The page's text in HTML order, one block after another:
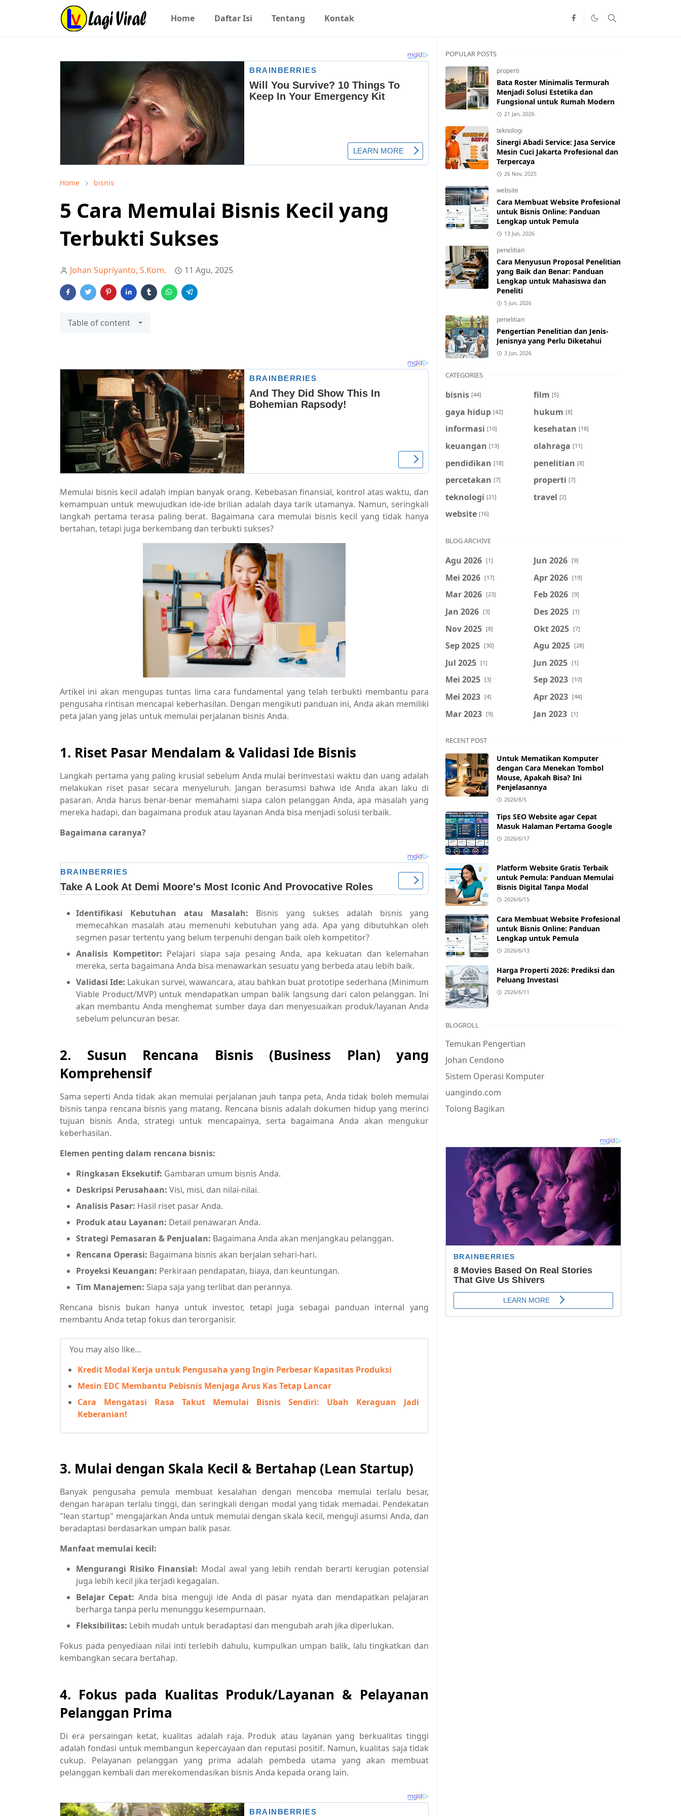
Home Daftar Isi Tentang Kontak
Home bisnis
5 Cara Memulai Bisnis Kecil yang
Terbukti Sukses
Johan Supriyanto, S.Kom. 11 Agu, 2025
Table of content
Memulai bisnis kecil adalah impian banyak orang. Kebebasan finansial, kontrol atas waktu, dan
kemampuan untuk mewujudkan ide-ide brilian adalah daya tarik utamanya. Namun, seringkali
langkah pertama terasa paling berat. Bagaimana cara memulai bisnis kecil yang tidak hanya
bertahan, tetapi juga berkembang dan terbukti sukses?
Artikel ini akan mengupas tuntas lima cara fundamental yang telah terbukti membantu para
pengusaha rintisan mencapai keberhasilan. Dengan mengikuti panduan ini, Anda akan memiliki
peta jalan yang jelas untuk memulai perjalanan bisnis Anda.
1. Riset Pasar Mendalam & Validasi Ide Bisnis
Langkah pertama yang paling krusial sebelum Anda mulai berinvestasi waktu dan uang adalah
melakukan riset pasar secara menyeluruh. Jangan berasumsi bahwa ide Anda akan laku di
pasaran. Anda harus benar-benar memahami siapa calon pelanggan Anda, apa masalah yang
mereka hadapi, dan bagaimana produk atau layanan Anda bisa menjadi solusi terbaik.
Bagaimana caranya?
Identifikasi Kebutuhan atau Masalah: Bisnis yang sukses adalah bisnis yang
memecahkan masalah atau memenuhi kebutuhan yang ada. Apa yang dibutuhkan oleh
segmen pasar tertentu yang belum terpenuhi dengan baik oleh kompetitor?
Analisis Kompetitor: Pelajari siapa saja pesaing Anda, apa kekuatan dan kelemahan
mereka, serta bagaimana Anda bisa menawarkan sesuatu yang berbeda atau lebih baik.
Validasi Ide: Lakukan survei, wawancara, atau bahkan buat prototipe sederhana (Minimum
Viable Product/MVP) untuk mendapatkan umpan balik langsung dari calon pelanggan. Ini
akan membantu Anda menghemat sumber daya dan menyesuaikan produk/layanan Anda
sebelum peluncuran besar.
2. Susun Rencana Bisnis (Business Plan) yang
Komprehensif
Sama seperti Anda tidak akan memulai perjalanan jauh tanpa peta, Anda tidak boleh memulai
bisnis tanpa rencana bisnis yang matang. Rencana bisnis adalah dokumen hidup yang merinci
tujuan bisnis Anda, strategi untuk mencapainya, serta bagaimana Anda akan mengukur
keberhasilan.
Elemen penting dalam rencana bisnis:
Ringkasan Eksekutif: Gambaran umum bisnis Anda.
Deskripsi Perusahaan: Visi, misi, dan nilai-nilai.
Analisis Pasar: Hasil riset pasar Anda.
Produk atau Layanan: Detail penawaran Anda.
Strategi Pemasaran & Penjualan: Bagaimana Anda akan menjangkau pelanggan.
Rencana Operasi: Bagaimana bisnis akan berjalan sehari-hari.
Proyeksi Keuangan: Perkiraan pendapatan, biaya, dan keuntungan.
Tim Manajemen: Siapa saja yang terlibat dan perannya.
Rencana bisnis bukan hanya untuk investor, tetapi juga sebagai panduan internal yang
membantu Anda tetap fokus dan terorganisir.
You may also like...
Kredit Modal Kerja untuk Pengusaha yang Ingin Perbesar Kapasitas Produksi
Mesin EDC Membantu Pebisnis Menjaga Arus Kas Tetap Lancar
Cara Mengatasi Rasa Takut Memulai Bisnis Sendiri: Ubah Keraguan Jadi
Keberanian!
3. Mulai dengan Skala Kecil & Bertahap (Lean Startup)
Banyak pengusaha pemula membuat kesalahan dengan mencoba memulai terlalu besar,
dengan harapan terlalu tinggi, dan seringkali dengan modal yang tidak memadai. Pendekatan
"lean startup" mengajarkan Anda untuk memulai dengan skala kecil, menguji asumsi Anda, dan
beradaptasi berdasarkan umpan balik pasar.
Manfaat memulai kecil:
Mengurangi Risiko Finansial: Modal awal yang lebih rendah berarti kerugian potensial
juga lebih kecil jika terjadi kegagalan.
Belajar Cepat: Anda bisa menguji ide Anda di pasar nyata dan mendapatkan pelajaran
berharga tanpa perlu menunggu kesempurnaan.
Fleksibilitas: Lebih mudah untuk beradaptasi dan mengubah arah jika diperlukan.
Fokus pada penyediaan nilai inti terlebih dahulu, kumpulkan umpan balik, lalu tingkatkan dan
kembangkan secara bertahap.
4. Fokus pada Kualitas Produk/Layanan & Pelayanan
Pelanggan Prima
Di era persaingan ketat, kualitas adalah raja. Produk atau layanan yang berkualitas tinggi
adalah fondasi untuk membangun kepercayaan dan reputasi positif. Namun, kualitas saja tidak
cukup. Pelayanan pelanggan yang prima adalah pembeda utama yang akan membuat
pelanggan kembali dan merekomendasikan bisnis Anda kepada orang lain.
POPULAR POSTS
properti
Bata Roster Minimalis Termurah
Menjadi Solusi Estetika dan
Fungsional untuk Rumah Modern
21 Jan, 2026
teknologi
Sinergi Abadi Service: Jasa Service
Mesin Cuci Jakarta Profesional dan
Terpercaya
26 Nov, 2025
website
Cara Membuat Website Profesional
untuk Bisnis Online: Panduan
Lengkap untuk Pemula
13 Jun, 2026
penelitian
Cara Menyusun Proposal Penelitian
yang Baik dan Benar: Panduan
Lengkap untuk Mahasiswa dan
Peneliti
5 Jun, 2026
penelitian
Pengertian Penelitian dan Jenis-
Jenisnya yang Perlu Diketahui
3 Jun, 2026
CATEGORIES
bisnis [44] film [5]
gaya hidup [42] hukum [8]
informasi [10] kesehatan [18]
keuangan [13] olahraga [11]
pendidikan [18] penelitian [8]
percetakan [7] properti [7]
teknologi [21] travel [2]
website [16]
BLOG ARCHIVE
Agu 2026 [1] Jun 2026 [9]
Mei 2026 [17] Apr 2026 [19]
Mar 2026 [23] Feb 2026 [9]
Jan 2026 [3] Des 2025 [1]
Nov 2025 [8] Okt 2025 [7]
Sep 2025 [30] Agu 2025 [28]
Jul 2025 [1] Jun 2025 [1]
Mei 2025 [3] Sep 2023 [10]
Mei 2023 [4] Apr 2023 [44]
Mar 2023 [9] Jan 2023 [1]
RECENT POST
Untuk Mematikan Komputer
dengan Cara Menekan Tombol
Mouse, Apakah Bisa? Ini
Penjelasannya
2026/8/5
Tips SEO Website agar Cepat
Masuk Halaman Pertama Google
2026/6/17
Platform Website Gratis Terbaik
untuk Pemula: Panduan Memulai
Bisnis Digital Tanpa Modal
2026/6/15
Cara Membuat Website Profesional
untuk Bisnis Online: Panduan
Lengkap untuk Pemula
2026/6/13
Harga Properti 2026: Prediksi dan
Peluang Investasi
2026/6/11
BLOGROLL
Temukan Pengertian
Johan Cendono
Sistem Operasi Komputer
uangindo.com
Tolong Bagikan